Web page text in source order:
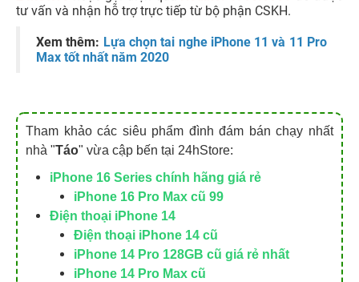
tư vấn và nhận hỗ trợ trực tiếp từ bộ phận CSKH.
Xem thêm: Lựa chọn tai nghe iPhone 11 và 11 Pro
Max tốt nhất năm 2020
Tham khảo các siêu phẩm đình đám bán chạy nhất
nhà "Táo" vừa cập bến tại 24hStore:
iPhone 16 Series chính hãng giá rẻ
iPhone 16 Pro Max cũ 99
Điện thoại iPhone 14
Điện thoại iPhone 14 cũ
iPhone 14 Pro 128GB cũ giá rẻ nhất
iPhone 14 Pro Max cũ